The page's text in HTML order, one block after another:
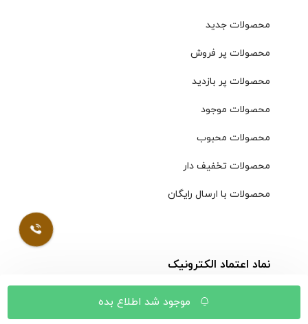
محصولات جدید
محصولات پر فروش
محصولات پر بازدید
محصولات موجود
محصولات محبوب
محصولات تخفیف دار
محصولات با ارسال رایگان
نماد اعتماد الکترونیک